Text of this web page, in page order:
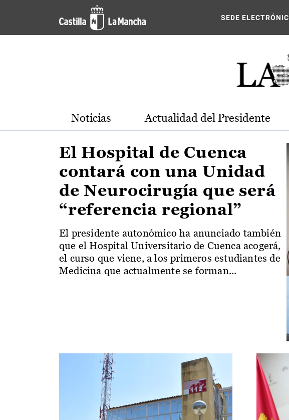
Pasar al contenido principal
Actualidad de la región de Castilla-
SEDE
Noticias Actualidad del Presidente
El Hospital de Cuenca
contará con una Unidad
de Neurocirugía que será
“referencia regional”
El presidente autonómico ha anunciado también
que el Hospital Universitario de Cuenca acogerá,
el curso que viene, a los primeros estudiantes de
Medicina que actualmente se forman...